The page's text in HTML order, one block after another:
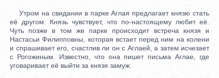
Утром на свидании в парке Аглая предлагает князю стать
её другом. Князь чувствует, что по-настоящему любит её.
Чуть позже в том же парке происходит встреча князя и
Настасьи Филипповны, которая встает перед ним на колени
и спрашивает его, счастлив ли он с Аглаей, а затем исчезает
с Рогожиным. Известно, что она пишет письма Аглае, где
уговаривает её выйти за князя замуж.